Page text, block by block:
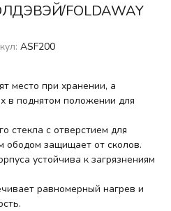
FOLDAWAY
ASF200
место при хранении, а
в поднятом положении для
стекла с отверстием для
ободом защищает от сколов.
устойчива к загрязнениям
равномерный нагрев и